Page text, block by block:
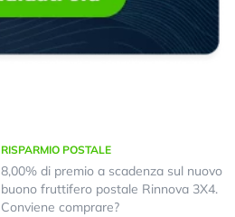
RISPARMIO POSTALE
8,00% di premio a scadenza sul nuovo
buono fruttifero postale Rinnova 3X4.
Conviene comprare?